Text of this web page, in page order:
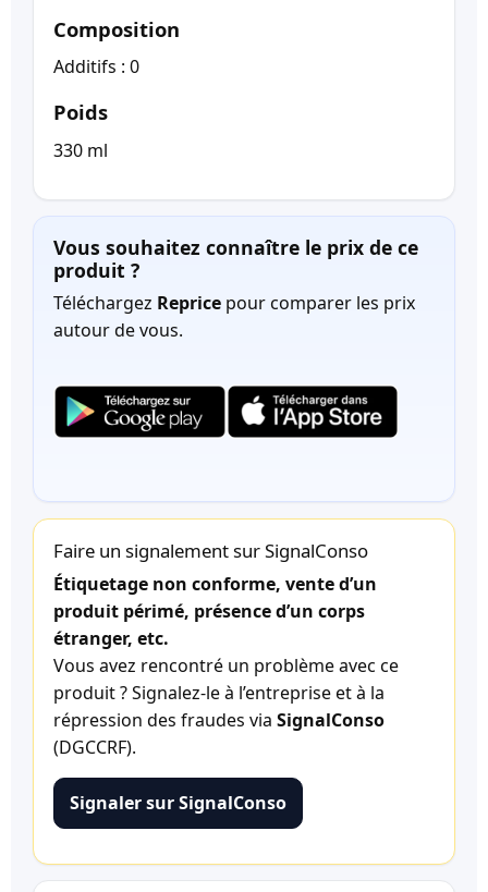
Composition
Additifs : 0
Poids
330 ml
Vous souhaitez connaître le prix de ce
produit ?
Téléchargez Reprice pour comparer les prix
autour de vous.
Faire un signalement sur SignalConso
Étiquetage non conforme, vente d’un
produit périmé, présence d’un corps
étranger, etc.
Vous avez rencontré un problème avec ce
produit ? Signalez-le à l’entreprise et à la
répression des fraudes via SignalConso
(DGCCRF).
Signaler sur SignalConso